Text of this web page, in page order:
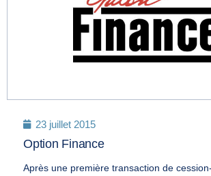
23 juillet 2015
Option Finance
Après une première transaction de